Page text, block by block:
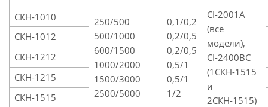
СКН-1010
250/500
500/1000
600/1500
1000/2000
1500/3000
2500/5000
0,1/0,2
0,2/0,5
0,2/0,5
0,5/1
0,5/1
1/2
CI-2001A
(все
модели),
CI-2400BC
(1СКН-1515
и
2СКН-1515)
СКН-1012
СКН-1212
СКН-1215
СКН-1515